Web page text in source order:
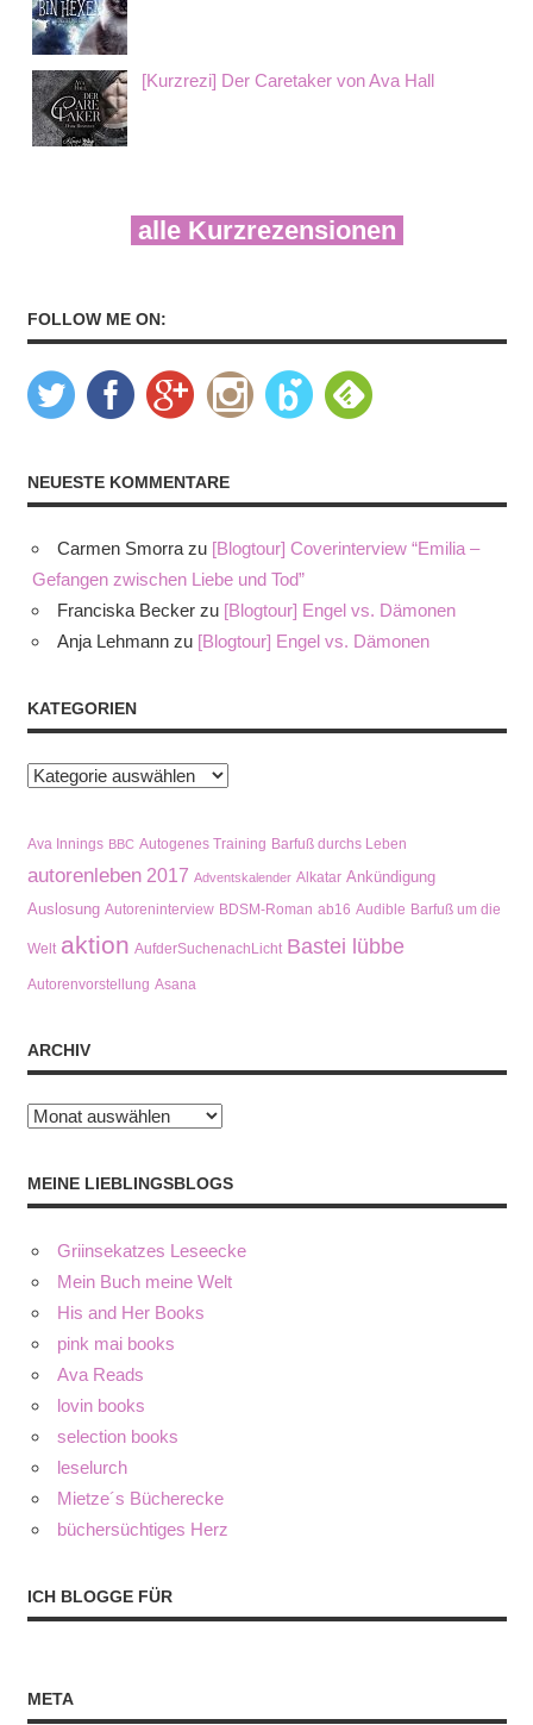
[Kurzrezi] Der Caretaker von Ava Hall
alle Kurzrezensionen
FOLLOW ME ON:
NEUESTE KOMMENTARE
Carmen Smorra zu [Blogtour] Coverinterview “Emilia –
Gefangen zwischen Liebe und Tod”
Franciska Becker zu [Blogtour] Engel vs. Dämonen
Anja Lehmann zu [Blogtour] Engel vs. Dämonen
KATEGORIEN
Kategorien
Ava Innings BBC Autogenes Training Barfuß durchs Leben
autorenleben 2017 Adventskalender Alkatar Ankündigung
Auslosung Autoreninterview BDSM-Roman ab16 Audible Barfuß um die
Welt aktion AufderSuchenachLicht Bastei lübbe
Autorenvorstellung Asana
ARCHIV
Archiv
MEINE LIEBLINGSBLOGS
Griinsekatzes Leseecke
Mein Buch meine Welt
His and Her Books
pink mai books
Ava Reads
lovin books
selection books
leselurch
Mietze´s Bücherecke
büchersüchtiges Herz
ICH BLOGGE FÜR
META